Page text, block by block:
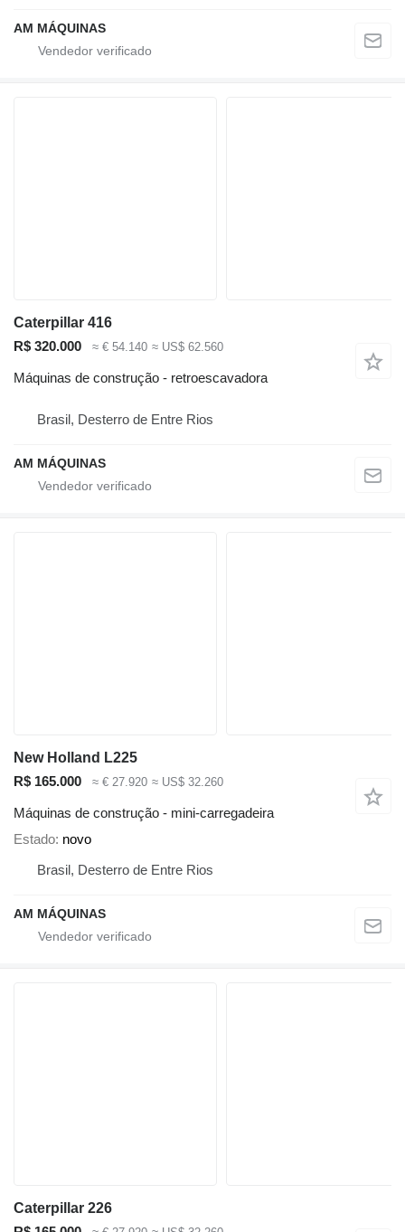
AM MÁQUINAS
Caterpillar 416
R$ 320.000
≈ € 54.140 ≈ US$ 62.560
Máquinas de construção - retroescavadora
Brasil, Desterro de Entre Rios
AM MÁQUINAS
New Holland L225
R$ 165.000
≈ € 27.920 ≈ US$ 32.260
Máquinas de construção - mini-carregadeira
Estado novo
Brasil, Desterro de Entre Rios
AM MÁQUINAS
Caterpillar 226